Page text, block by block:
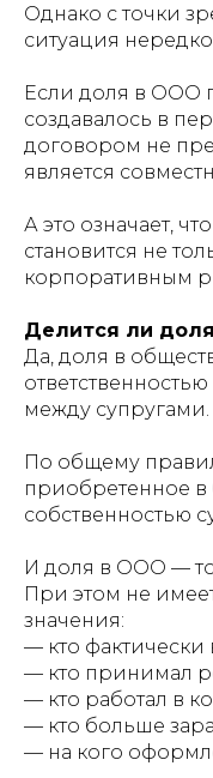
Однако с точки
ситуация
Если доля в ООО
создавалось в
договором не
является
А это означает,
становится не
корпоративным
Делится ли
Да, доля в
между супругами.
По общему
приобретенное в
собственностью
И доля в ООО —
При этом не
значения:
— кто фактически
— кто принимал
— кто работал в
— кто больше
— на кого